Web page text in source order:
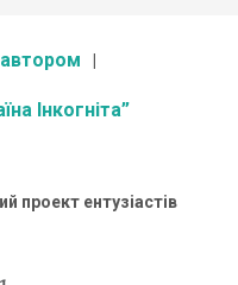
Інкогніта”
проект ентузіастів